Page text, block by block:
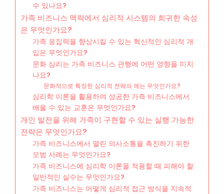
수 있나요?
가족 비즈니스 맥락에서 심리적 시스템의 희귀한 속성
은 무엇인가요?
가족 응집력을 향상시킬 수 있는 혁신적인 심리적 개
입은 무엇인가요?
문화 심리는 가족 비즈니스 관행에 어떤 영향을 미치
나요?
문화적으로 특정한 심리적 전략의 예는 무엇인가요?
심리학 이론을 활용하여 성공한 가족 비즈니스에서
배울 수 있는 교훈은 무엇인가요?
개인 발전을 위해 가족이 구현할 수 있는 실행 가능한
전략은 무엇인가요?
가족 비즈니스에서 열린 의사소통을 촉진하기 위한
모범 사례는 무엇인가요?
가족 비즈니스에 심리학 이론을 적용할 때 피해야 할
일반적인 실수는 무엇인가요?
가족 비즈니스는 어떻게 심리적 접근 방식을 지속적